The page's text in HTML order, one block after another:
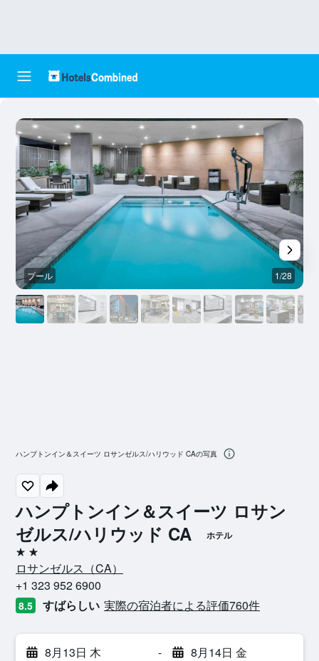
ハンプトンイン＆スイーツ ロサン
ゼルス/ハリウッド CA
ホテル
2つ星
ロサンゼルス​（CA​）​
+1 323 952 6900
8.5 すばらしい 実際の宿泊者による評価760​件
8月13日 木 - 8月14日 金
プール 1/28
ハンプトンイン＆スイーツ ロサンゼルス/ハリウッド CAの写真